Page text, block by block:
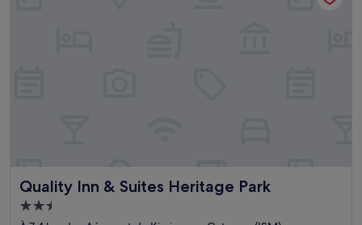
Quality Inn & Suites Heritage Park
Quality Inn & Suites Heritage Park
Hébergement